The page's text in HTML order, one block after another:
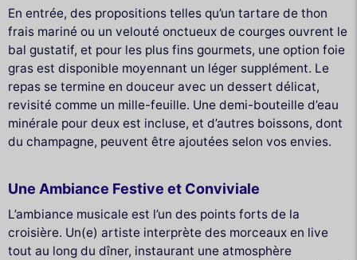
En entrée, des propositions telles qu’un tartare de thon
frais mariné ou un velouté onctueux de courges ouvrent le
bal gustatif, et pour les plus fins gourmets, une option foie
gras est disponible moyennant un léger supplément. Le
repas se termine en douceur avec un dessert délicat,
revisité comme un mille-feuille. Une demi-bouteille d’eau
minérale pour deux est incluse, et d’autres boissons, dont
du champagne, peuvent être ajoutées selon vos envies.
Une Ambiance Festive et Conviviale
L’ambiance musicale est l’un des points forts de la
croisière. Un(e) artiste interprète des morceaux en live
tout au long du dîner, instaurant une atmosphère